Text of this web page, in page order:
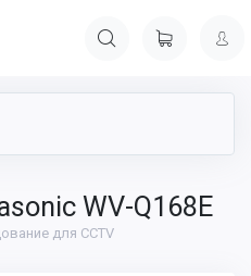
WV-Q168E
для CCTV